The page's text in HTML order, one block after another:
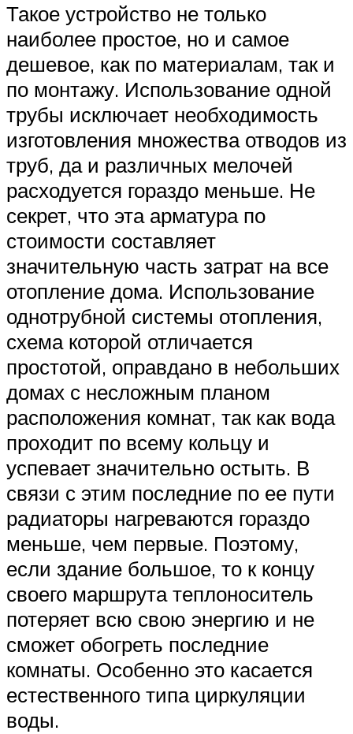
Такое устройство не только
наиболее простое, но и самое
дешевое, как по материалам, так и
по монтажу. Использование одной
трубы исключает необходимость
изготовления множества отводов из
труб, да и различных мелочей
расходуется гораздо меньше. Не
секрет, что эта арматура по
стоимости составляет
значительную часть затрат на все
отопление дома. Использование
однотрубной системы отопления,
схема которой отличается
простотой, оправдано в небольших
домах с несложным планом
расположения комнат, так как вода
проходит по всему кольцу и
успевает значительно остыть. В
связи с этим последние по ее пути
радиаторы нагреваются гораздо
меньше, чем первые. Поэтому,
если здание большое, то к концу
своего маршрута теплоноситель
потеряет всю свою энергию и не
сможет обогреть последние
комнаты. Особенно это касается
естественного типа циркуляции
воды.